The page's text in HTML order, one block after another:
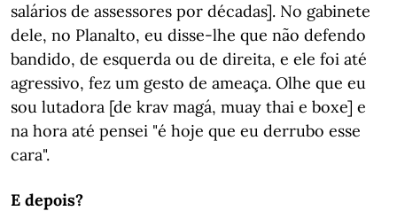
salários de assessores por décadas]. No gabinete
dele, no Planalto, eu disse-lhe que não defendo
bandido, de esquerda ou de direita, e ele foi até
agressivo, fez um gesto de ameaça. Olhe que eu
sou lutadora [de krav magá, muay thai e boxe] e
na hora até pensei "é hoje que eu derrubo esse
cara".
E depois?